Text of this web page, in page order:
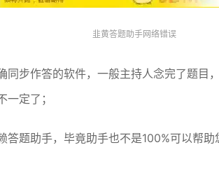
韭黄答题助手网络错误
同步作答的软件，一般主持人念完了题目
定了；
答题助手，毕竟助手也不是100%可以帮